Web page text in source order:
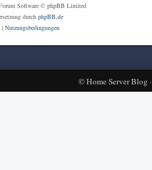
Software © phpBB Limited
durch phpBB.de
| Nutzungsbedingungen
©Home Server Blog